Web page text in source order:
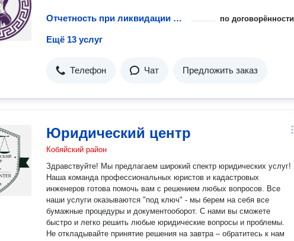
Отчетность при ликвидации ООО по договорённости
Ещё 13 услуг
Телефон Чат Предложить заказ
Юридический центр
Кобяйский район
Здравствуйте! Мы предлагаем широкий спектр юридических услуг!
Наша команда профессиональных юристов и кадастровых
инженеров готова помочь вам с решением любых вопросов. Все
наши услуги оказываются "под ключ" - мы берем на себя все
бумажные процедуры и документооборот. С нами вы сможете
быстро и легко решить любые юридические вопросы и проблемы.
Не откладывайте принятие решения на завтра – обратитесь к нам